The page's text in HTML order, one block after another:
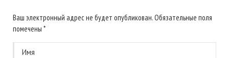
Ваш электронный адрес не будет опубликован. Обязательные поля
помечены *